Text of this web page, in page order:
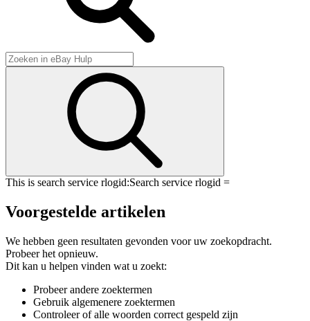
This is search service rlogid:Search service rlogid =
Voorgestelde artikelen
We hebben geen resultaten gevonden voor uw zoekopdracht.
Probeer het opnieuw.
Dit kan u helpen vinden wat u zoekt:
Probeer andere zoektermen
Gebruik algemenere zoektermen
Controleer of alle woorden correct gespeld zijn